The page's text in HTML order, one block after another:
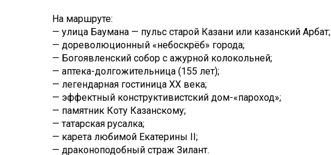
На маршруте:
— улица Баумана — пульс старой Казани или казанский Арбат;
— дореволюционный «небоскрёб» города;
— Богоявленский собор с ажурной колокольней;
— аптека-долгожительница (155 лет);
— легендарная гостиница XX века;
— эффектный конструктивистский дом-«пароход»;
— памятник Коту Казанскому;
— татарская русалка;
— карета любимой Екатерины II;
— драконоподобный страж Зилант.